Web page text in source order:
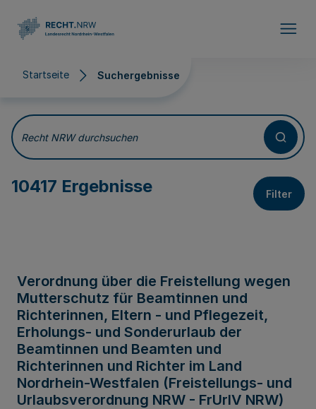
Startseite Suchergebnisse
Suchergebnisse
Recht NRW durchsuchen
10417 Ergebnisse Filter
Verordnung über die Freistellung wegen
Mutterschutz für Beamtinnen und
Richterinnen, Eltern - und Pflegezeit,
Erholungs- und Sonderurlaub der
Beamtinnen und Beamten und
Richterinnen und Richter im Land
Nordrhein-Westfalen (Freistellungs- und
Urlaubsverordnung NRW - FrUrlV NRW)